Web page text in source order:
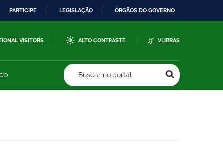
PARTICIPE LEGISLAÇÃO ÓRGÃOS DO GOVERNO
VISITORS ALTO CONTRASTE VLIBRAS
Buscar no portal